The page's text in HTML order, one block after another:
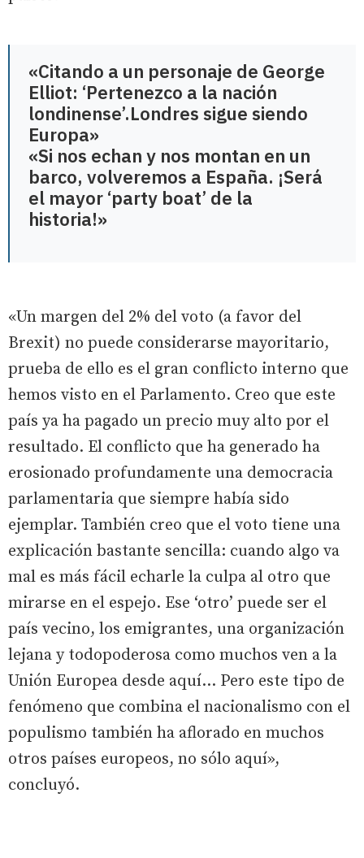
«Citando a un personaje de George
Elliot: ‘Pertenezco a la nación
londinense’.Londres sigue siendo
Europa»
«Si nos echan y nos montan en un
barco, volveremos a España. ¡Será
el mayor ‘party boat’ de la
historia!»
«Un margen del 2% del voto (a favor del
Brexit) no puede considerarse mayoritario,
prueba de ello es el gran conflicto interno que
hemos visto en el Parlamento. Creo que este
país ya ha pagado un precio muy alto por el
resultado. El conflicto que ha generado ha
erosionado profundamente una democracia
parlamentaria que siempre había sido
ejemplar. También creo que el voto tiene una
explicación bastante sencilla: cuando algo va
mal es más fácil echarle la culpa al otro que
mirarse en el espejo. Ese ‘otro’ puede ser el
país vecino, los emigrantes, una organización
lejana y todopoderosa como muchos ven a la
Unión Europea desde aquí... Pero este tipo de
fenómeno que combina el nacionalismo con el
populismo también ha aflorado en muchos
otros países europeos, no sólo aquí»,
concluyó.